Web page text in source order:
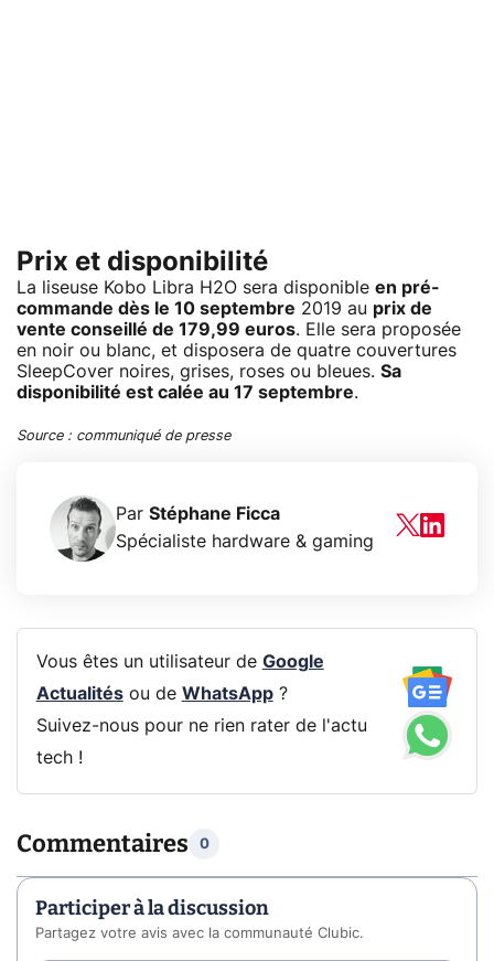
Prix et disponibilité
La liseuse Kobo Libra H2O sera disponible en pré-
commande dès le 10 septembre 2019 au prix de
vente conseillé de 179,99 euros. Elle sera proposée
en noir ou blanc, et disposera de quatre couvertures
SleepCover noires, grises, roses ou bleues. Sa
disponibilité est calée au 17 septembre.
Source : communiqué de presse
Par Stéphane Ficca
Spécialiste hardware & gaming
Vous êtes un utilisateur de Google
Actualitésou de WhatsApp?
Suivez-nous pour ne rien rater de l'actu
tech !
Commentaires 0
Participer à la discussion
Partagez votre avis avec la communauté Clubic.